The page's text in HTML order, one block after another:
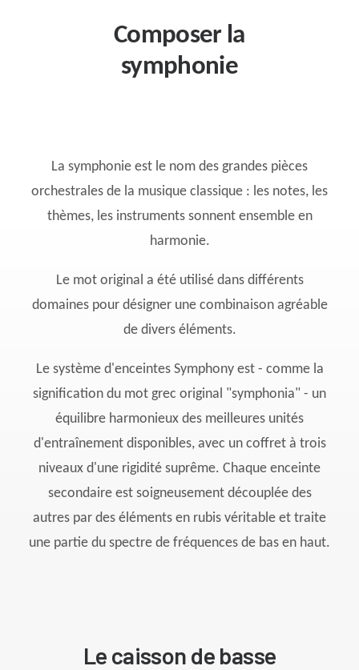
Composer la
symphonie
La symphonie est le nom des grandes pièces
orchestrales de la musique classique : les notes, les
thèmes, les instruments sonnent ensemble en
harmonie.
Le mot original a été utilisé dans différents
domaines pour désigner une combinaison agréable
de divers éléments.
Le système d'enceintes Symphony est - comme la
signification du mot grec original "symphonia" - un
équilibre harmonieux des meilleures unités
d'entraînement disponibles, avec un coffret à trois
niveaux d'une rigidité suprême. Chaque enceinte
secondaire est soigneusement découplée des
autres par des éléments en rubis véritable et traite
une partie du spectre de fréquences de bas en haut.
Le caisson de basse